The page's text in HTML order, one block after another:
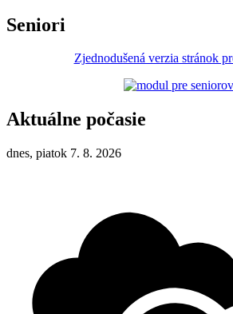
Seniori
Zjednodušená verzia stránok
Aktuálne počasie
dnes, piatok 7. 8. 2026